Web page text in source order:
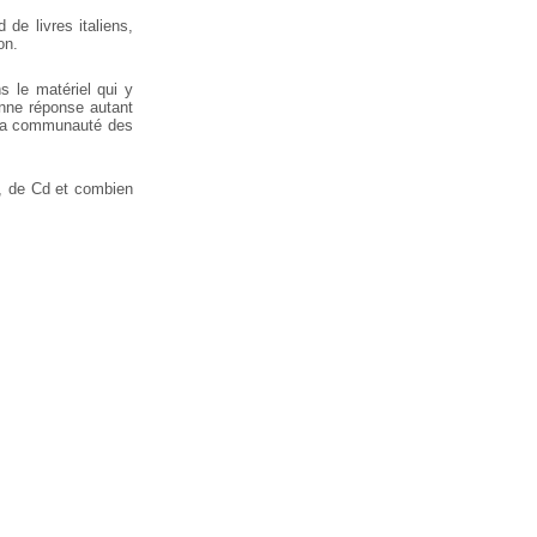
de livres italiens,
le matériel qui y
réponse autant
communauté des
de Cd et combien